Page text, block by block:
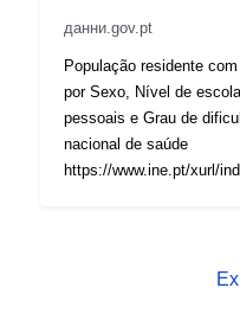
данни.gov.pt
População residente
por Sexo, Nível de
pessoais e Grau de
nacional de saúde
https://www.ine.pt/xurl/